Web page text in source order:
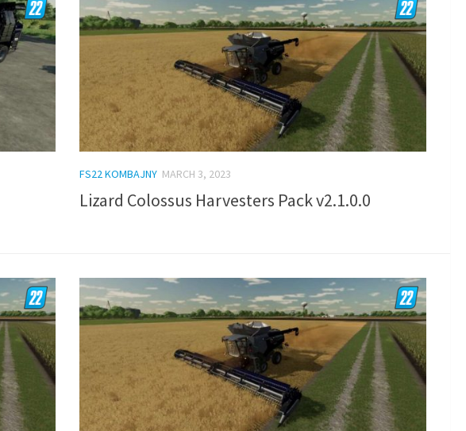
FS22 KOMBAJNY MARCH 3, 2023
Lizard Colossus Harvesters Pack v2.1.0.0